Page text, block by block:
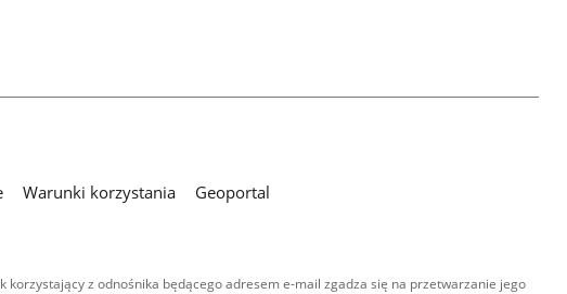
Warunki korzystania
Geoportal
z odnośnika będącego adresem e-mail zgadza się na przetwarzanie jego